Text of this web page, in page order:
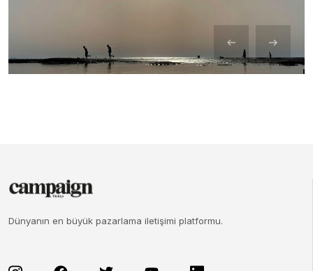
Dünyanın en büyük pazarlama iletişimi platformu.